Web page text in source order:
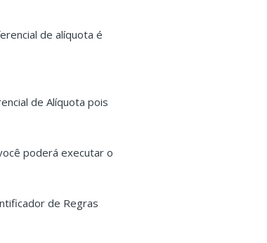
de alíquota é
de Alíquota pois
poderá executar o
de Regras